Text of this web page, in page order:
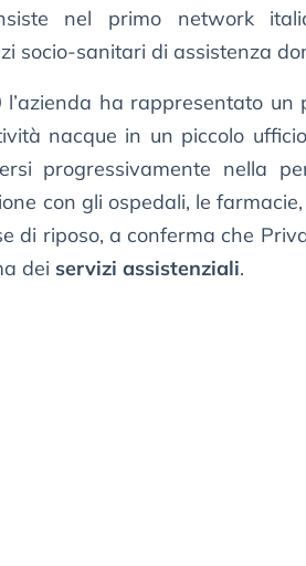
nel primo network
socio-sanitari di assistenza
l’azienda ha rappresentato
nacque in un piccolo
progressivamente nella
con gli ospedali, le
di riposo, a conferma che
dei servizi assistenziali.